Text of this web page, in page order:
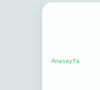
Anasayfa